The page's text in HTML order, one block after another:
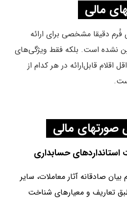
مالی
دقیقا مشخصی برای ارائه
نشده است. بلکه فقط ویژگی‌های
قابل‌ارائه در هر کدام از
مالی
حسابداری
صادقانه آثار معاملات، سایر
تعاریف و معیارهای شناخت